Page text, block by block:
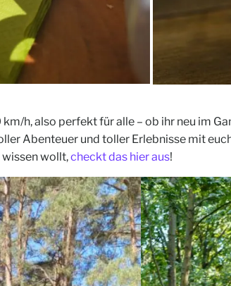
h, also perfekt für alle – ob ihr neu im
Abenteuer und toller Erlebnisse mit
wissen wollt,checkt das hier aus!